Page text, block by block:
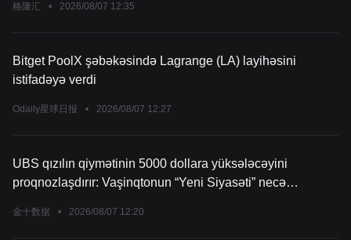
格隆汇 • 2026/08/07 12:35
Bitget PoolX şəbəkəsində Lagrange (LA) layihəsini
istifadəyə verdi
Odaily星球日报 • 2026/08/07 12:27
UBS qızılın qiymətinin 5000 dollara yüksələcəyini
proqnozlaşdırır: Vaşinqtonun “Yeni Siyasəti” necə
金十数据 • 2026/08/07 12:20